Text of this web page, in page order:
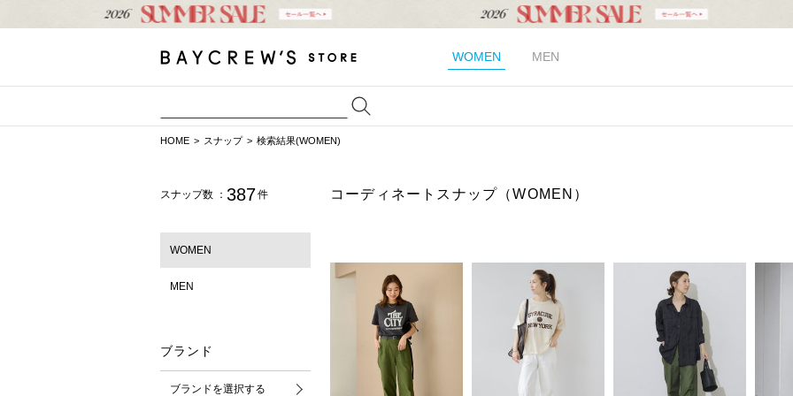
WOMEN MEN
HOME スナップ 検索結果(WOMEN)
スナップ数 ： 387件
WOMEN
MEN
ブランド
ブランドを選択する
コーディネートスナップ（WOMEN）